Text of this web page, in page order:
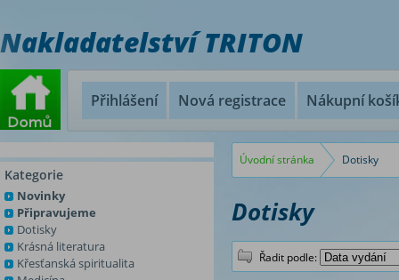
Nakladatelství TRITON
Přihlášení Nová registrace Nákupní
Kategorie
Novinky
Připravujeme
Dotisky
Krásná literatura
Křesťanská spiritualita
Úvodní stránka Dotisky
Dotisky
Řadit podle: